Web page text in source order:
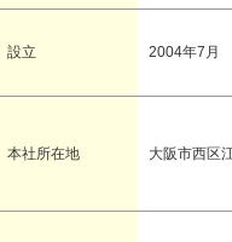
設立 2004年7月
本社所在地 大阪市西区